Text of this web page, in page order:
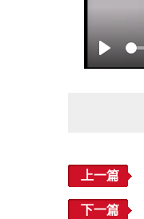
Play
上一篇
下一篇